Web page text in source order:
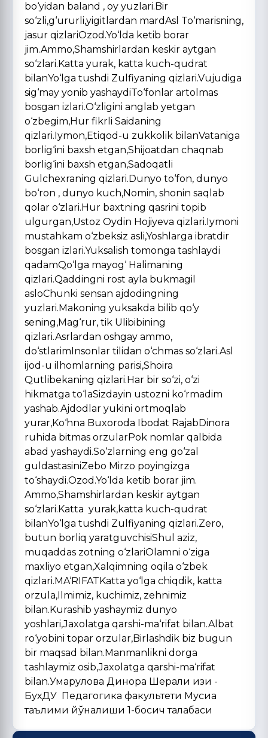
bo‘yidan baland , oy yuzlari.Bir
so‘zli,g‘ururli,yigitlardan mardAsl To‘marisning,
jasur qizlariOzod.Yo‘lda ketib borar
jim.Ammo,Shamshirlardan keskir aytgan
so‘zlari.Katta yurak, katta kuch-qudrat
bilanYo‘lga tushdi Zulfiyaning qizlari.Vujudiga
sig‘may yonib yashaydiTo‘fonlar artolmas
bosgan izlari.O‘zligini anglab yetgan
o‘zbegim,Hur fikrli Saidaning
qizlari.Iymon,Etiqod-u zukkolik bilanVataniga
borlig‘ini baxsh etgan,Shijoatdan chaqnab
borlig‘ini baxsh etgan,Sadoqatli
Gulchexraning qizlari.Dunyo to‘fon, dunyo
bo‘ron , dunyo kuch,Nomin, shonin saqlab
qolar o‘zlari.Hur baxtning qasrini topib
ulgurgan,Ustoz Oydin Hojiyeva qizlari.Iymoni
mustahkam o‘zbeksiz asli,Yoshlarga ibratdir
bosgan izlari.Yuksalish tomonga tashlaydi
qadamQo‘lga mayog‘ Halimaning
qizlari.Qaddingni rost ayla bukmagil
asloChunki sensan ajdodingning
yuzlari.Makoning yuksakda bilib qo‘y
sening,Mag‘rur, tik Ulibibining
qizlari.Asrlardan oshgay ammo,
do‘stlarimInsonlar tilidan o‘chmas so‘zlari.Asl
ijod-u ilhomlarning parisi,Shoira
Qutlibekaning qizlari.Har bir so‘zi, o‘zi
hikmatga to‘laSizdayin ustozni ko‘rmadim
yashab.Ajdodlar yukini ortmoqlab
yurar,Ko‘hna Buxoroda Ibodat RajabDinora
ruhida bitmas orzularPok nomlar qalbida
abad yashaydi.So‘zlarning eng go‘zal
guldastasiniZebo Mirzo poyingizga
to‘shaydi.Ozod.Yo‘lda ketib borar jim.
Ammo,Shamshirlardan keskir aytgan
so‘zlari.Katta yurak,katta kuch-qudrat
bilanYo‘lga tushdi Zulfiyaning qizlari.Zero,
butun borliq yaratguvchisiShul aziz,
muqaddas zotning o‘zlariOlamni o‘ziga
maxliyo etgan,Xalqimning oqila o‘zbek
qizlari.MA‘RIFATKatta yo‘lga chiqdik, katta
orzula,Ilmimiz, kuchimiz, zehnimiz
bilan.Kurashib yashaymiz dunyo
yoshlari,Jaxolatga qarshi-ma‘rifat bilan.Albat
ro‘yobini topar orzular,Birlashdik biz bugun
bir maqsad bilan.Manmanlikni dorga
tashlaymiz osib,Jaxolatga qarshi-ma‘rifat
bilan.Умарқулова Динора Шерали қизи -
БухДУ Педагогика факультети Мусиқа
таълими йўналиши 1-босқич талабаси